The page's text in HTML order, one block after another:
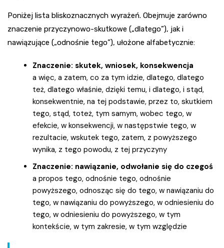
Poniżej lista bliskoznacznych wyrażeń. Obejmuje zarówno
znaczenie przyczynowo-skutkowe („dlatego”), jak i
nawiązujące („odnośnie tego”), ułożone alfabetycznie:
Znaczenie: skutek, wniosek, konsekwencja
a więc, a zatem, co za tym idzie, dlatego, dlatego
też, dlatego właśnie, dzięki temu, i dlatego, i stąd,
konsekwentnie, na tej podstawie, przez to, skutkiem
tego, stąd, toteż, tym samym, wobec tego, w
efekcie, w konsekwencji, w następstwie tego, w
rezultacie, wskutek tego, zatem, z powyższego
wynika, z tego powodu, z tej przyczyny
Znaczenie: nawiązanie, odwołanie się do czegoś
a propos tego, odnośnie tego, odnośnie
powyższego, odnosząc się do tego, w nawiązaniu do
tego, w nawiązaniu do powyższego, w odniesieniu do
tego, w odniesieniu do powyższego, w tym
kontekście, w tym zakresie, w tym względzie